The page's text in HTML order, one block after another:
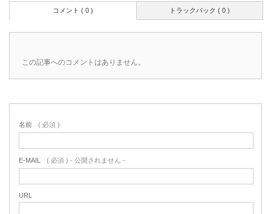
トラックバック ( 0 )
コメント ( 0 )
この記事へのコメントはありません。
名前 ( 必須 )
E-MAIL ( 必須 ) - 公開されません -
URL